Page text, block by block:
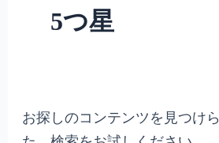
5つ星
お探しのコンテンツを見つけ